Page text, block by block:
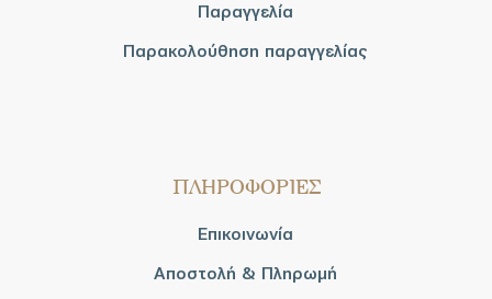
Παραγγελία
Παρακολούθηση παραγγελίας
ΠΛΗΡΟΦΟΡΙΕΣ
Επικοινωνία
Αποστολή & Πληρωμή